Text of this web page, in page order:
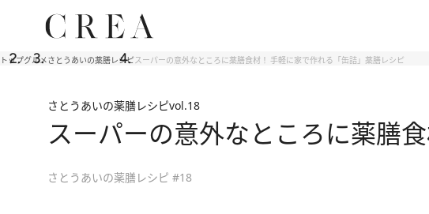
トップグルメさとうあいの薬膳レシピスーパーの意外なところに薬膳食材！ 手軽に家で作れる「缶詰」薬膳レシピ
さとうあいの薬膳レシピvol.18
スーパーの意外なところに薬膳
さとうあいの薬膳レシピ #18